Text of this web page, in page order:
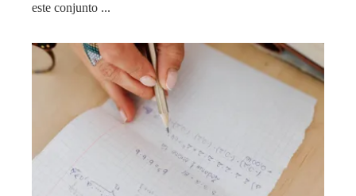
este conjunto ...